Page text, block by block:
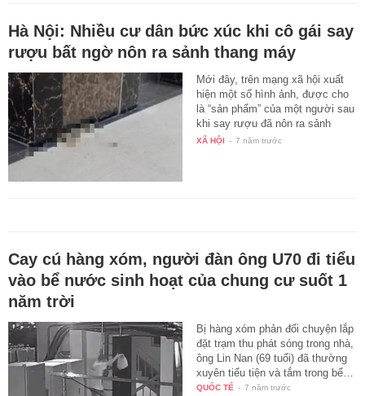
Hà Nội: Nhiều cư dân bức xúc khi cô gái say
rượu bất ngờ nôn ra sảnh thang máy
Mới đây, trên mạng xã hội xuất
hiện một số hình ảnh, được cho
là “sản phẩm” của một người sau
khi say rượu đã nôn ra sảnh
chờ…
XÃ HỘI - 7 năm trước
Cay cú hàng xóm, người đàn ông U70 đi tiểu
vào bể nước sinh hoạt của chung cư suốt 1
năm trời
Bị hàng xóm phản đối chuyện lắp
đặt trạm thu phát sóng trong nhà,
ông Lin Nan (69 tuổi) đã thường
xuyên tiểu tiện và tắm trong bể…
QUỐC TẾ - 7 năm trước